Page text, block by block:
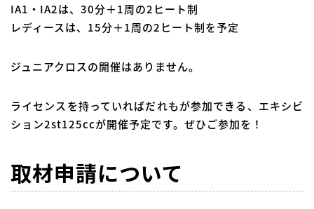
IA1・IA2は、30分＋1周の2ヒート制
レディースは、15分＋1周の2ヒート制を予定
ジュニアクロスの開催はありません。
ライセンスを持っていればだれもが参加できる、エキシビ
ション2st125ccが開催予定です。ぜひご参加を！
取材申請について